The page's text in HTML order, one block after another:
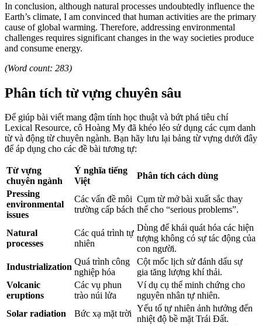
In conclusion, although natural processes undoubtedly influence the
Earth’s climate, I am convinced that human activities are the primary
cause of global warming. Therefore, addressing environmental
challenges requires significant changes in the way societies produce
and consume energy.
(Word count: 283)
Phân tích từ vựng chuyên sâu
Để giúp bài viết mang đậm tính học thuật và bứt phá tiêu chí
Lexical Resource, cô Hoàng My đã khéo léo sử dụng các cụm danh
từ và động từ chuyên ngành. Bạn hãy lưu lại bảng từ vựng dưới đây
để áp dụng cho các đề bài tương tự:
Từ vựng
chuyên ngành
Ý nghĩa tiếng
Việt
Phân tích cách dùng
Pressing
environmental
issues
Các vấn đề môi
trường cấp bách
Cụm từ mở bài xuất sắc thay
thế cho “serious problems”.
Natural
processes
Các quá trình tự
nhiên
Dùng để khái quát hóa các hiện
tượng không có sự tác động của
con người.
Industrialization
Quá trình công
nghiệp hóa
Cột mốc lịch sử đánh dấu sự
gia tăng lượng khí thải.
Volcanic
eruptions
Các vụ phun
trào núi lửa
Ví dụ cụ thể minh chứng cho
nguyên nhân tự nhiên.
Solar radiation
Bức xạ mặt trời
Yếu tố tự nhiên ảnh hưởng đến
nhiệt độ bề mặt Trái Đất.